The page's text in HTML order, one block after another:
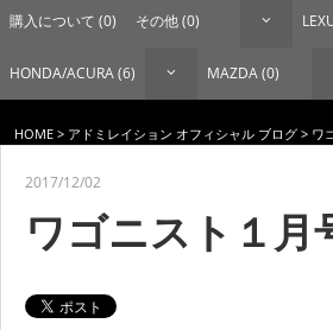
購入について (0) その他 (0)
HONDA/ACURA (6) MAZDA (0)
HOME > アドミレイション オフィシャル ブログ > ワ
2017/12/02
ワゴニスト１月